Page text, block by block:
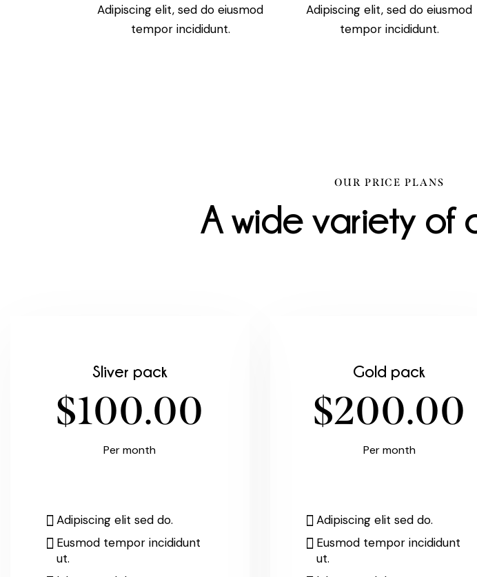
Adipiscing elit, sed do eiusmod
tempor incididunt.
Adipiscing elit, sed do eiusmod
tempor incididunt.
OUR PRICE PLANS
A wide variety of
Sliver pack
$100.00
Per month
Adipiscing elit sed do.
Eusmod tempor incididunt
ut.
Gold pack
$200.00
Per month
Adipiscing elit sed do.
Eusmod tempor incididunt
ut.